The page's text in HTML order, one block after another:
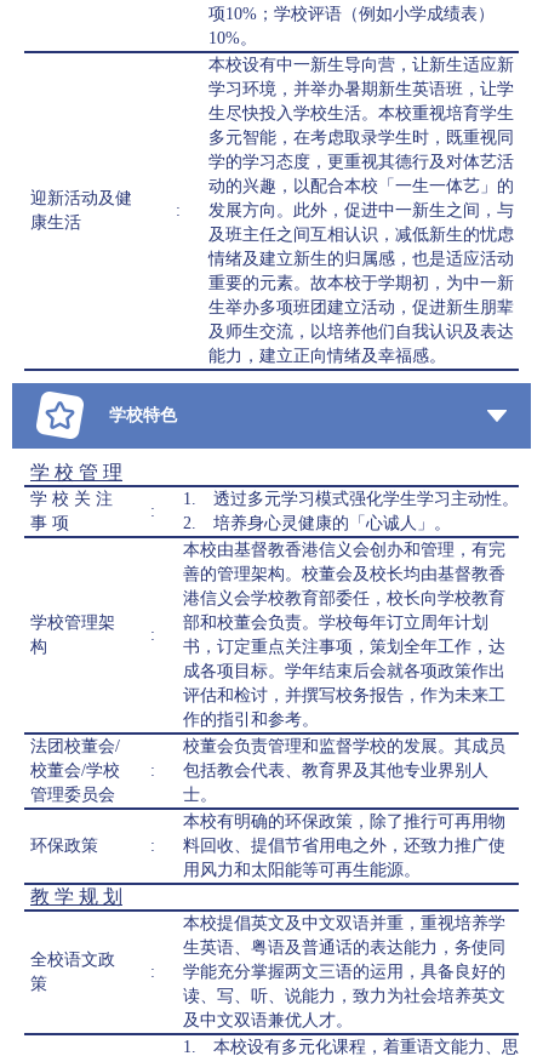
项10%；学校评语（例如小学成绩表）
10%。
迎新活动及健
康生活
:
本校设有中一新生导向营，让新生适应新
学习环境，并举办暑期新生英语班，让学
生尽快投入学校生活。本校重视培育学生
多元智能，在考虑取录学生时，既重视同
学的学习态度，更重视其德行及对体艺活
动的兴趣，以配合本校「一生一体艺」的
发展方向。此外，促进中一新生之间，与
及班主任之间互相认识，减低新生的忧虑
情绪及建立新生的归属感，也是适应活动
重要的元素。故本校于学期初，为中一新
生举办多项班团建立活动，促进新生朋辈
及师生交流，以培养他们自我认识及表达
能力，建立正向情绪及幸福感。
学校特色
学 校 管 理
学 校 关 注
事 项
:
1. 透过多元学习模式强化学生学习主动性。
2. 培养身心灵健康的「心诚人」。
学校管理架
构
:
本校由基督教香港信义会创办和管理，有完
善的管理架构。校董会及校长均由基督教香
港信义会学校教育部委任，校长向学校教育
部和校董会负责。学校每年订立周年计划
书，订定重点关注事项，策划全年工作，达
成各项目标。学年结束后会就各项政策作出
评估和检讨，并撰写校务报告，作为未来工
作的指引和参考。
法团校董会/
校董会/学校
管理委员会
:
校董会负责管理和监督学校的发展。其成员
包括教会代表、教育界及其他专业界别人
士。
环保政策 :
本校有明确的环保政策，除了推行可再用物
料回收、提倡节省用电之外，还致力推广使
用风力和太阳能等可再生能源。
教 学 规 划
全校语文政
策
:
本校提倡英文及中文双语并重，重视培养学
生英语、粤语及普通话的表达能力，务使同
学能充分掌握两文三语的运用，具备良好的
读、写、听、说能力，致力为社会培养英文
及中文双语兼优人才。
1. 本校设有多元化课程，着重语文能力、思